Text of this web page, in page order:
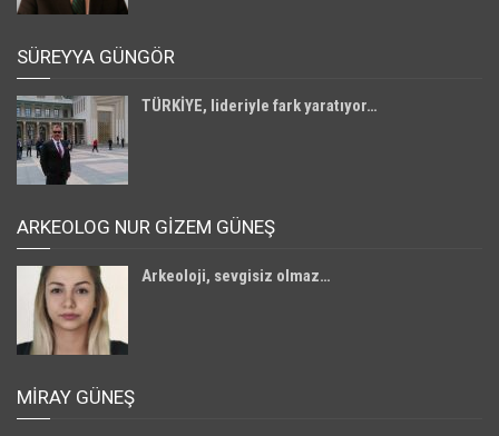
SÜREYYA GÜNGÖR
TÜRKİYE, lideriyle fark yaratıyor…
ARKEOLOG NUR GİZEM GÜNEŞ
Arkeoloji, sevgisiz olmaz…
MIRAY GÜNEŞ